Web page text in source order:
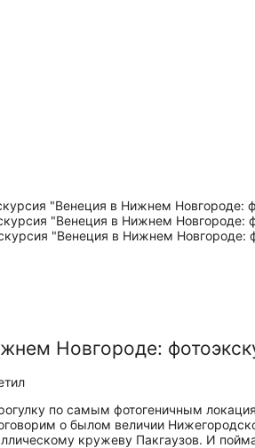
Новгороде:
по самым фотогеничным
о былом величии
кружеву Пакгаузов. И